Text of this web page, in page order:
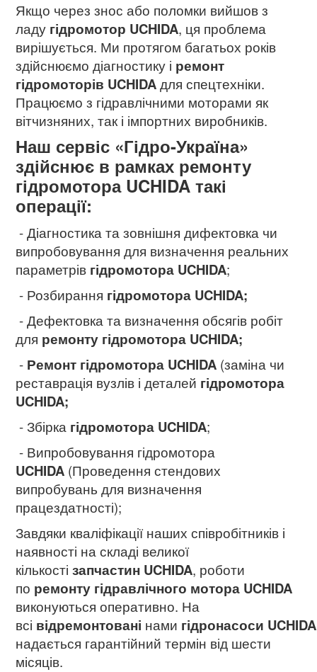
Якщо через знос або поломки вийшов з
ладу гідромотор UCHIDA, ця проблема
вирішується. Ми протягом багатьох років
здійснюємо діагностику і ремонт
гідромоторів UCHIDA для спецтехніки.
Працюємо з гідравлічними моторами як
вітчизняних, так і імпортних виробників.
Наш сервіс «Гідро-Україна»
здійснює в рамках ремонту
гідромотора UCHIDA такі
операції:
- Діагностика та зовнішня дифектовка чи
випробовування для визначення реальних
параметрів гідромотора UCHIDA;
- Розбирання гідромотора UCHIDA;
- Дефектовка та визначення обсягів робіт
для ремонту гідромотора UCHIDA;
- Ремонт гідромотора UCHIDA (заміна чи
реставрація вузлів і деталей гідромотора
UCHIDA;
- Збірка гідромотора UCHIDA;
- Випробовування гідромотора
UCHIDA (Проведення стендових
випробувань для визначення
працездатності);
Завдяки кваліфікації наших співробітників і
наявності на складі великої
кількостізапчастин UCHIDA, роботи
по ремонту гідравлічного мотора UCHIDA
виконуються оперативно. На
всі відремонтовані нами гідронасоси UCHIDA
надається гарантійний термін від шести
місяців.